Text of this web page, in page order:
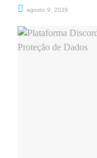
agosto 9, 2026